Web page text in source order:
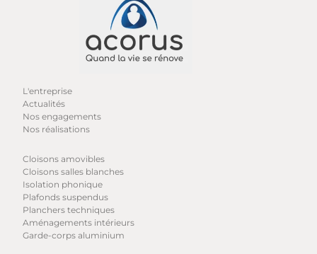
L'entreprise
Actualités
Nos engagements
Nos réalisations
Cloisons amovibles
Cloisons salles blanches
Isolation phonique
Plafonds suspendus
Planchers techniques
Aménagements intérieurs
Garde-corps aluminium